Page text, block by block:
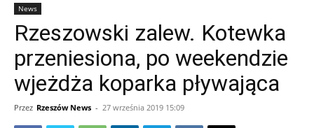
News
Rzeszowski zalew. Kotewka
przeniesiona, po weekendzie
wjeżdża koparka pływająca
Przez Rzeszów News - 27 września 2019 15:09